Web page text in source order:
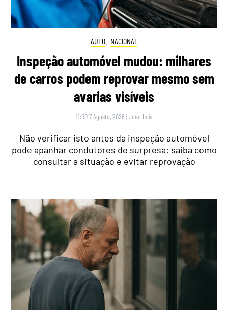
AUTO, NACIONAL
Inspeção automóvel mudou: milhares
de carros podem reprovar mesmo sem
avarias visíveis
11:00 7 Agosto, 2026 |João Luís
Não verificar isto antes da inspeção automóvel
pode apanhar condutores de surpresa: saiba como
consultar a situação e evitar reprovação